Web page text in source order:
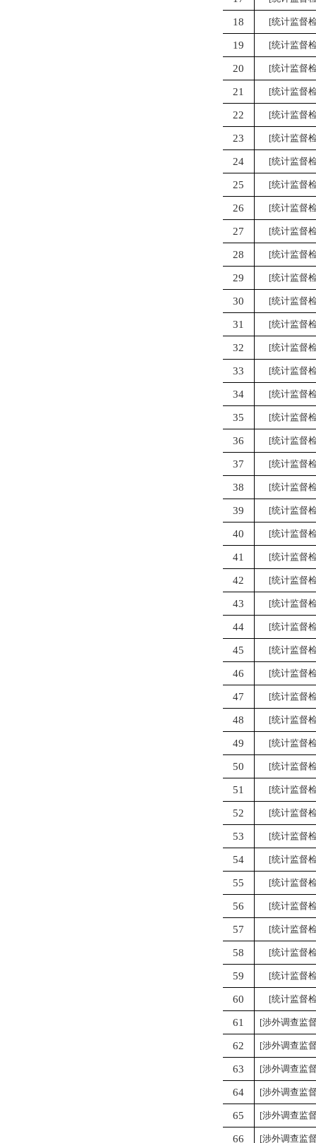
18 [统计监督
19 [统计监督
20 [统计监督
21 [统计监督
22 [统计监督
23 [统计监督
24 [统计监督
25 [统计监督
26 [统计监督
27 [统计监督
28 [统计监督
29 [统计监督
30 [统计监督
31 [统计监督
32 [统计监督
33 [统计监督
34 [统计监督
35 [统计监督
36 [统计监督
37 [统计监督
38 [统计监督
39 [统计监督
40 [统计监督
41 [统计监督
42 [统计监督
43 [统计监督
44 [统计监督
45 [统计监督
46 [统计监督
47 [统计监督
48 [统计监督
49 [统计监督
50 [统计监督
51 [统计监督
52 [统计监督
53 [统计监督
54 [统计监督
55 [统计监督
56 [统计监督
57 [统计监督
58 [统计监督
59 [统计监督
60 [统计监督
61 [涉外调查监
62 [涉外调查监
63 [涉外调查监
64 [涉外调查监
65 [涉外调查监
66 [涉外调查监